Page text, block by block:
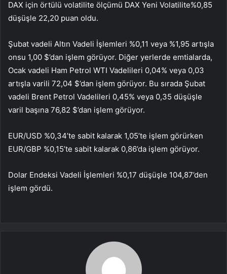
DAX için örtülü volatilite ölçümü DAX Yeni Volatilite%0,85
düşüşle 22,20 puan oldu.
Şubat vadeli Altın Vadeli İşlemleri %0,11 veya %1,95 artışla
onsu 1,00 $’dan işlem görüyor. Diğer yerlerde emtialarda,
Ocak vadeli Ham Petrol WTI Vadelileri 0,04% veya 0,03
artışla varili 72,04 $’dan işlem görüyor. Bu sırada Şubat
vadeli Brent Petrol Vadelileri 0,45% veya 0,35 düşüşle
varil başına 76,82 $’dan işlem görüyor.
EUR/USD %0,34’te sabit kalarak 1,05’te işlem görürken
EUR/GBP %0,15’te sabit kalarak 0,86’da işlem görüyor.
Dolar Endeksi Vadeli İşlemleri %0,17 düşüşle 104,87’den
işlem gördü.